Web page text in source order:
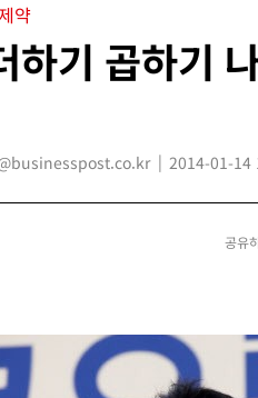
약
하기 곱하기
2014-01-14
공유